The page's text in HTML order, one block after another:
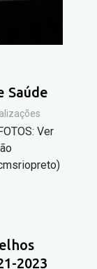
Saúde
Ver
2023